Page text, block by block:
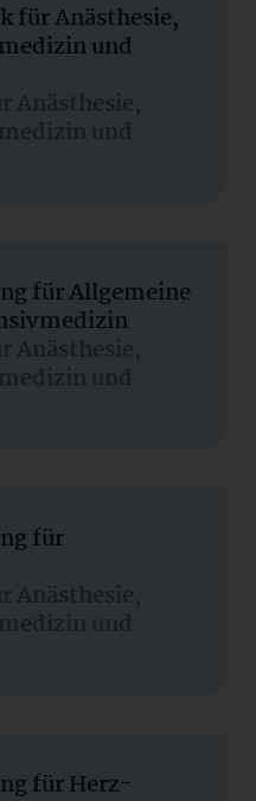
für Anästhesie,
und
Anästhesie,
und
für Allgemeine
Anästhesie,
und
für
Anästhesie,
und
für Herz-